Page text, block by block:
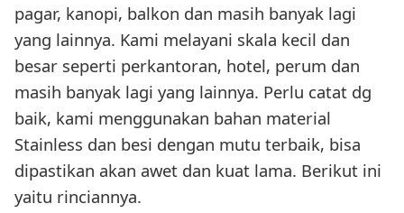
pagar, kanopi, balkon dan masih banyak lagi
yang lainnya. Kami melayani skala kecil dan
besar seperti perkantoran, hotel, perum dan
masih banyak lagi yang lainnya. Perlu catat dg
baik, kami menggunakan bahan material
Stainless dan besi dengan mutu terbaik, bisa
dipastikan akan awet dan kuat lama. Berikut ini
yaitu rinciannya.